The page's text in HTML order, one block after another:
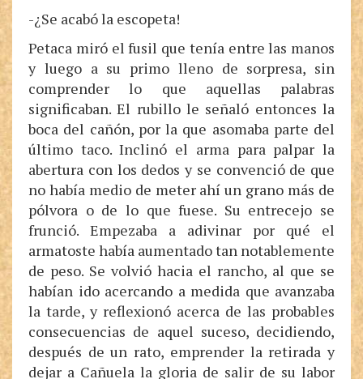
-¿Se acabó la escopeta!
Petaca miró el fusil que tenía entre las manos
y luego a su primo lleno de sorpresa, sin
comprender lo que aquellas palabras
significaban. El rubillo le señaló entonces la
boca del cañón, por la que asomaba parte del
último taco. Inclinó el arma para palpar la
abertura con los dedos y se convenció de que
no había medio de meter ahí un grano más de
pólvora o de lo que fuese. Su entrecejo se
frunció. Empezaba a adivinar por qué el
armatoste había aumentado tan notablemente
de peso. Se volvió hacia el rancho, al que se
habían ido acercando a medida que avanzaba
la tarde, y reflexionó acerca de las probables
consecuencias de aquel suceso, decidiendo,
después de un rato, emprender la retirada y
dejar a Cañuela la gloria de salir de su labor